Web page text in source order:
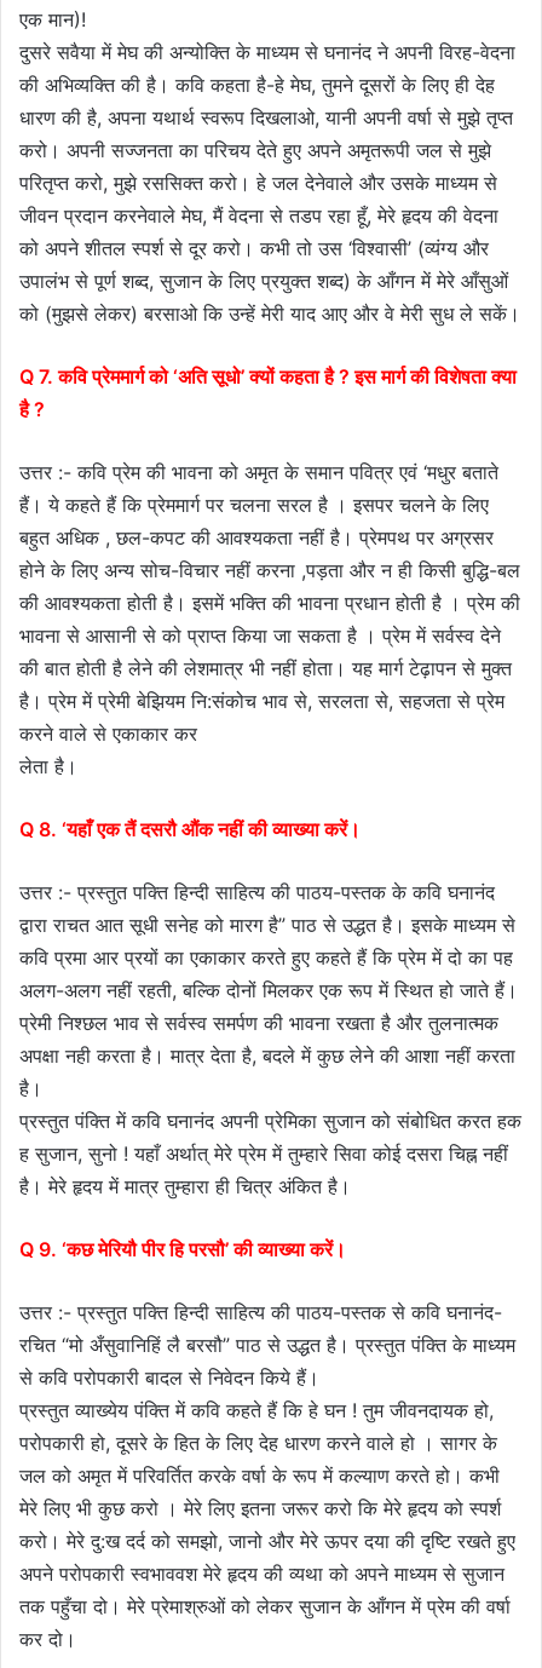
एक मान)!
दुसरे सवैया में मेघ की अन्योक्ति के माध्यम से घनानंद ने अपनी विरह-वेदना
की अभिव्यक्ति की है। कवि कहता है-हे मेघ, तुमने दूसरों के लिए ही देह
धारण की है, अपना यथार्थ स्वरूप दिखलाओ, यानी अपनी वर्षा से मुझे तृप्त
करो। अपनी सज्जनता का परिचय देते हुए अपने अमृतरूपी जल से मुझे
परितृप्त करो, मुझे रससिक्त करो। हे जल देनेवाले और उसके माध्यम से
जीवन प्रदान करनेवाले मेघ, मैं वेदना से तडप रहा हूँ, मेरे हृदय की वेदना
को अपने शीतल स्पर्श से दूर करो। कभी तो उस ‘विश्वासी’ (व्यंग्य और
उपालंभ से पूर्ण शब्द, सुजान के लिए प्रयुक्त शब्द) के आँगन में मेरे आँसुओं
को (मुझसे लेकर) बरसाओ कि उन्हें मेरी याद आए और वे मेरी सुध ले सकें।
Q 7. कवि प्रेममार्ग को ‘अति सूधो’ क्यों कहता है ? इस मार्ग की विशेषता क्या
है ?
उत्तर :- कवि प्रेम की भावना को अमृत के समान पवित्र एवं ‘मधुर बताते
हैं। ये कहते हैं कि प्रेममार्ग पर चलना सरल है । इसपर चलने के लिए
बहुत अधिक , छल-कपट की आवश्यकता नहीं है। प्रेमपथ पर अग्रसर
होने के लिए अन्य सोच-विचार नहीं करना ,पड़ता और न ही किसी बुद्धि-बल
की आवश्यकता होती है। इसमें भक्ति की भावना प्रधान होती है । प्रेम की
भावना से आसानी से को प्राप्त किया जा सकता है । प्रेम में सर्वस्व देने
की बात होती है लेने की लेशमात्र भी नहीं होता। यह मार्ग टेढ़ापन से मुक्त
है। प्रेम में प्रेमी बेझियम नि:संकोच भाव से, सरलता से, सहजता से प्रेम
करने वाले से एकाकार कर
लेता है।
Q 8. ‘यहाँ एक तैं दसरौ औंक नहीं की व्याख्या करें।
उत्तर :- प्रस्तुत पक्ति हिन्दी साहित्य की पाठय-पस्तक के कवि घनानंद
द्वारा राचत आत सूधी सनेह को मारग है” पाठ से उद्धत है। इसके माध्यम से
कवि प्रमा आर प्रयों का एकाकार करते हुए कहते हैं कि प्रेम में दो का पह
अलग-अलग नहीं रहती, बल्कि दोनों मिलकर एक रूप में स्थित हो जाते हैं।
प्रेमी निश्छल भाव से सर्वस्व समर्पण की भावना रखता है और तुलनात्मक
अपक्षा नही करता है। मात्र देता है, बदले में कुछ लेने की आशा नहीं करता
है।
प्रस्तुत पंक्ति में कवि घनानंद अपनी प्रेमिका सुजान को संबोधित करत हक
ह सुजान, सुनो ! यहाँ अर्थात् मेरे प्रेम में तुम्हारे सिवा कोई दसरा चिह्न नहीं
है। मेरे हृदय में मात्र तुम्हारा ही चित्र अंकित है।
Q 9. ‘कछ मेरियौ पीर हि परसौ’ की व्याख्या करें।
उत्तर :- प्रस्तुत पक्ति हिन्दी साहित्य की पाठय-पस्तक से कवि घनानंद-
रचित “मो अँसुवानिहिं लै बरसौ” पाठ से उद्धत है। प्रस्तुत पंक्ति के माध्यम
से कवि परोपकारी बादल से निवेदन किये हैं।
प्रस्तुत व्याख्येय पंक्ति में कवि कहते हैं कि हे घन ! तुम जीवनदायक हो,
परोपकारी हो, दूसरे के हित के लिए देह धारण करने वाले हो । सागर के
जल को अमृत में परिवर्तित करके वर्षा के रूप में कल्याण करते हो। कभी
मेरे लिए भी कुछ करो । मेरे लिए इतना जरूर करो कि मेरे हृदय को स्पर्श
करो। मेरे दु:ख दर्द को समझो, जानो और मेरे ऊपर दया की दृष्टि रखते हुए
अपने परोपकारी स्वभाववश मेरे हृदय की व्यथा को अपने माध्यम से सुजान
तक पहुँचा दो। मेरे प्रेमाश्रुओं को लेकर सुजान के आँगन में प्रेम की वर्षा
कर दो।